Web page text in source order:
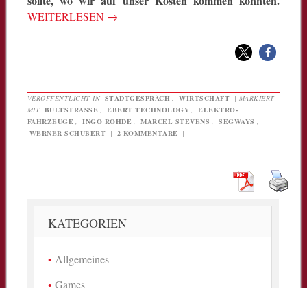
WEITERLESEN →
VERÖFFENTLICHT IN STADTGESPRÄCH WIRTSCHAFT | MARKIERT
MIT BULTSTRASSE EBERT TECHNOLOGY
ELEKTRO-
FAHRZEUGE
INGO ROHDE MARCEL STEVENS SEGWAYS
WERNER SCHUBERT | 2 KOMMENTARE |
KATEGORIEN
Allgemeines
Games